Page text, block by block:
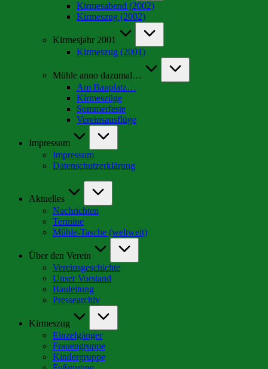
Kirmesabend (2002)
Kirmeszug (2002)
Kirmesjahr 2001
Kirmeszug (2001)
Mühle anno dazumal…
Am Bauplatz…
Kirmeszüge
Sommerfeste
Vereinsausflüge
Impressum
Impressum
Datenschutzerklärung
Aktuelles
Nachrichten
Termine
Mühle-Tasche (weltweit)
Über den Verein
Vereinsgeschichte
Unser Vorstand
Bauleitung
Pressearchiv
Kirmeszug
Einzelgänger
Frauengruppe
Kindergruppe